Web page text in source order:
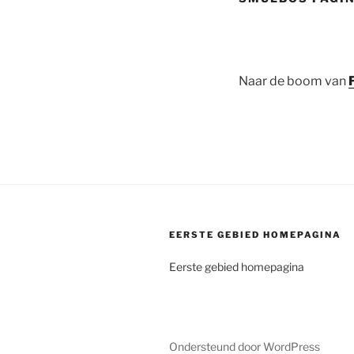
Naar de boom van
EERSTE GEBIED HOMEPAGINA
Eerste gebied homepagina
Ondersteund door WordPress